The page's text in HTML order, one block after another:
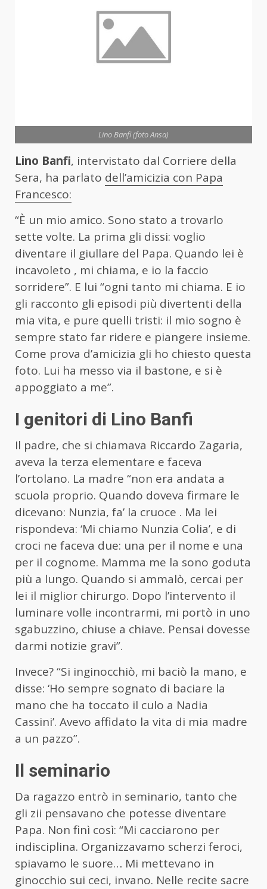
Lino Banfi (foto Ansa)
Lino Banfi, intervistato dal Corriere della
Sera, ha parlato dell’amicizia con Papa
Francesco:
“È un mio amico. Sono stato a trovarlo
sette volte. La prima gli dissi: voglio
diventare il giullare del Papa. Quando lei è
incavoleto , mi chiama, e io la faccio
sorridere”. E lui “ogni tanto mi chiama. E io
gli racconto gli episodi più divertenti della
mia vita, e pure quelli tristi: il mio sogno è
sempre stato far ridere e piangere insieme.
Come prova d’amicizia gli ho chiesto questa
foto. Lui ha messo via il bastone, e si è
appoggiato a me”.
I genitori di Lino Banfi
Il padre, che si chiamava Riccardo Zagaria,
aveva la terza elementare e faceva
l’ortolano. La madre “non era andata a
scuola proprio. Quando doveva firmare le
dicevano: Nunzia, fa’ la cruoce . Ma lei
rispondeva: ‘Mi chiamo Nunzia Colia’, e di
croci ne faceva due: una per il nome e una
per il cognome. Mamma me la sono goduta
più a lungo. Quando si ammalò, cercai per
lei il miglior chirurgo. Dopo l’intervento il
luminare volle incontrarmi, mi portò in uno
sgabuzzino, chiuse a chiave. Pensai dovesse
darmi notizie gravi”.
Invece? “Si inginocchiò, mi baciò la mano, e
disse: ‘Ho sempre sognato di baciare la
mano che ha toccato il culo a Nadia
Cassini’. Avevo affidato la vita di mia madre
a un pazzo”.
Il seminario
Da ragazzo entrò in seminario, tanto che
gli zii pensavano che potesse diventare
Papa. Non finì così: “Mi cacciarono per
indisciplina. Organizzavamo scherzi feroci,
spiavamo le suore… Mi mettevano in
ginocchio sui ceci, invano. Nelle recite sacre